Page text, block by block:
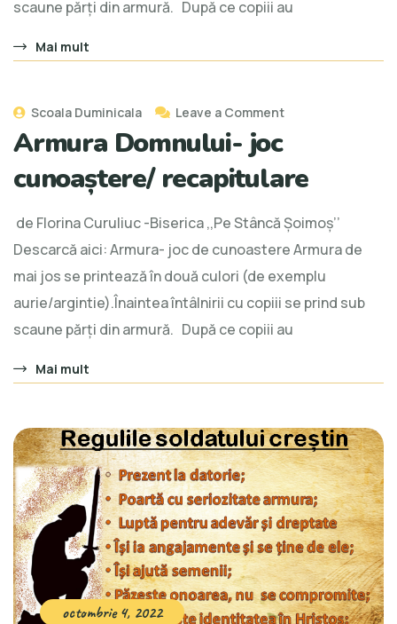
scaune părți din armură. După ce copiii au
Mai mult
Scoala Duminicala Leave a Comment
Armura Domnului- joc
cunoaștere/ recapitulare
de Florina Curuliuc -Biserica ,,Pe Stâncă Şoimoş’’
Descarcă aici: Armura- joc de cunoastere Armura de
mai jos se printează în două culori (de exemplu
aurie/argintie).Înaintea întâlnirii cu copiii se prind sub
scaune părți din armură. După ce copiii au
Mai mult
octombrie 4, 2022